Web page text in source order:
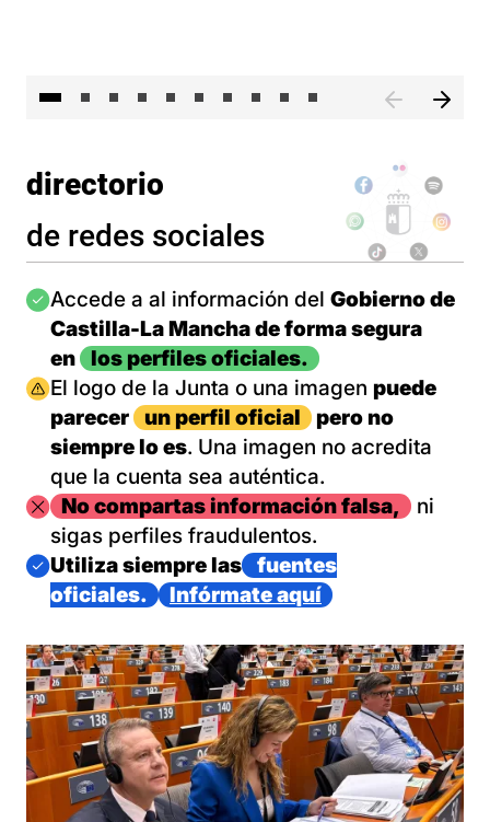
directorio
de redes sociales
Imagen
Accede a al información del Gobierno de
Castilla-La Mancha de forma segura
en
los perfiles oficiales.
Imagen
El logo de la Junta o una imagen puede
parecer
un perfil oficial
pero no
siempre lo es. Una imagen no acredita
que la cuenta sea auténtica.
ImagenNo compartas información falsa,
ni
sigas perfiles fraudulentos.
Imagen
Utiliza siempre las
fuentes
oficiales.
Infórmate aquí